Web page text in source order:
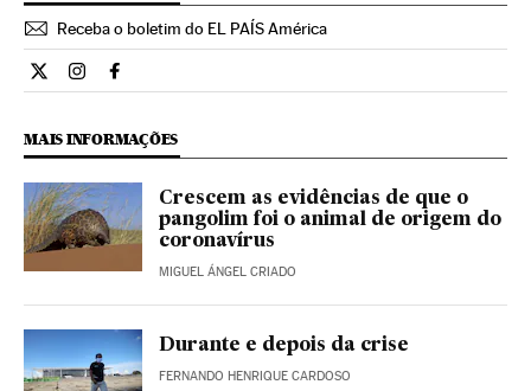
Receba o boletim do EL PAÍS América
Ciencia El País Brasil en Twitter
Ciencia El País Brasil en Instagram
Ciencia El País Brasil en Facebook
MAIS INFORMAÇÕES
Crescem as evidências de que o
pangolim foi o animal de origem do
coronavírus
MIGUEL ÁNGEL CRIADO
Durante e depois da crise
FERNANDO HENRIQUE CARDOSO